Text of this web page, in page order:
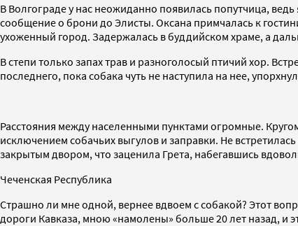
В Волгограде у нас неожиданно появилась попутчица,
сообщение о брони до Элисты. Оксана примчалась к
ухоженный город. Задержалась в буддийском храме, а
В степи только запах трав и разноголосый птичий хор.
последнего, пока собака чуть не наступила на нее,
Расстояния между населенными пунктами огромные.
исключением собачьих выгулов и заправки. Не
закрытым двором, что заценила Грета, набегавшись
Чеченская Республика
Страшно ли мне одной, вернее вдвоем с собакой? Этот
дороги Кавказа, мною «намолены» больше 20 лет назад, и